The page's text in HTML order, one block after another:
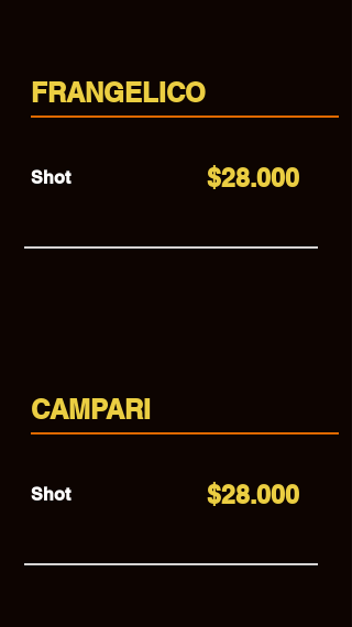
FRANGELICO
Shot $28.000
CAMPARI
Shot $28.000